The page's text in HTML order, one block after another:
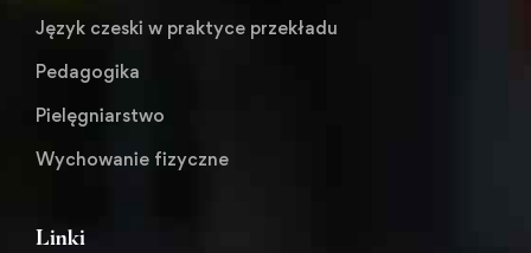
Język czeski w praktyce przekładu
Pedagogika
Pielęgniarstwo
Wychowanie fizyczne
Linki